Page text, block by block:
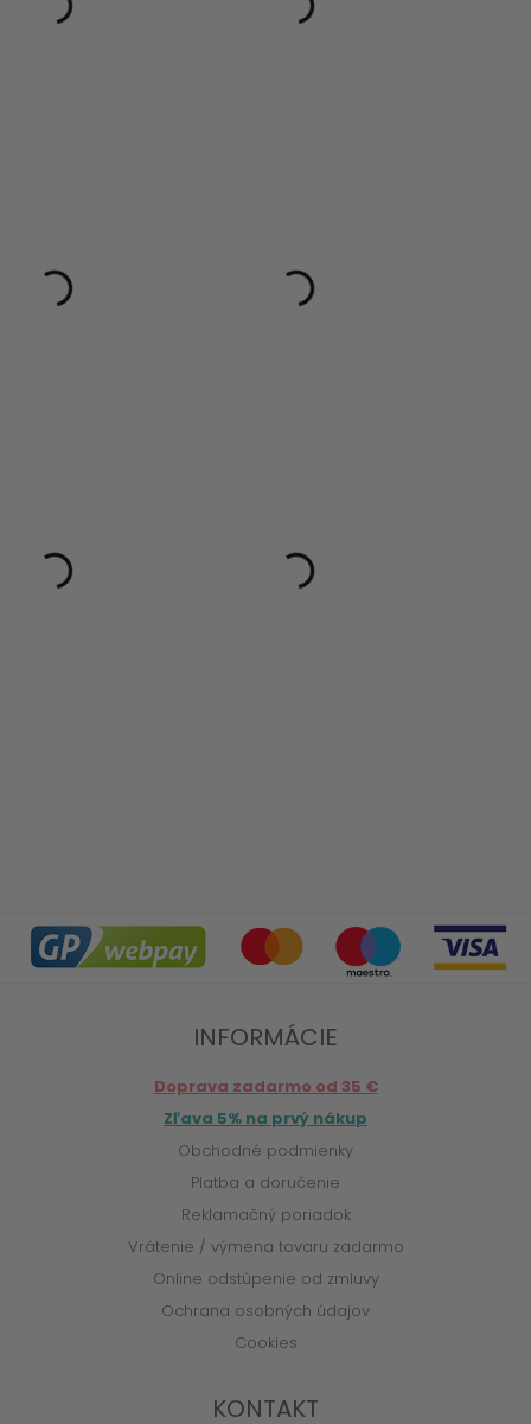
INFORMÁCIE
Doprava zadarmo od 35 €
Zľava 5% na prvý nákup
Obchodné podmienky
Platba a doručenie
Reklamačný poriadok
Vrátenie / výmena tovaru zadarmo
Online odstúpenie od zmluvy
Ochrana osobných údajov
Cookies
KONTAKT